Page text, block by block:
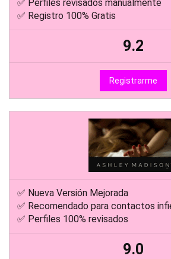
✅ Perfiles revisados manualmente
✅ Registro 100% Gratis
9.2
Registrarme
✅ Nueva Versión Mejorada
✅ Recomendado para contactos
✅ Perfiles 100% revisados
9.0